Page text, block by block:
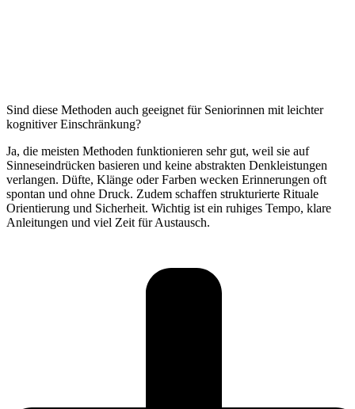
Sind diese Methoden auch geeignet für Seniorinnen mit leichter
kognitiver Einschränkung?
Ja, die meisten Methoden funktionieren sehr gut, weil sie auf
Sinneseindrücken basieren und keine abstrakten Denkleistungen
verlangen. Düfte, Klänge oder Farben wecken Erinnerungen oft
spontan und ohne Druck. Zudem schaffen strukturierte Rituale
Orientierung und Sicherheit. Wichtig ist ein ruhiges Tempo, klare
Anleitungen und viel Zeit für Austausch.